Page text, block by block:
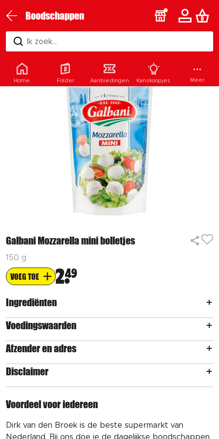
Boodschappen
Ik zoek...
Galbani Mozzarella mini bolletjes
150 g
VOEG TOE 249
Ingrediënten
Voedingswaarden
Afzender en adres
Disclaimer
Voordeel voor iedereen
Dirk van den Broek is de beste supermarkt van
Nederland. Bij ons doe je de dagelijkse boodschappen
Home Folder Aanbiedingen Kanskoopjes Meer